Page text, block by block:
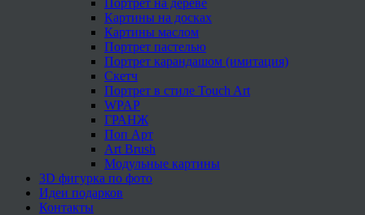
Картины на досках
Картины маслом
Портрет пастелью
Портрет карандашом (имитация)
Скетч
Портрет в стиле Touch Art
WPAP
ГРАНЖ
Поп Арт
Art Brush
Модульные картины
3D фигурка по фото
Идеи подарков
Контакты